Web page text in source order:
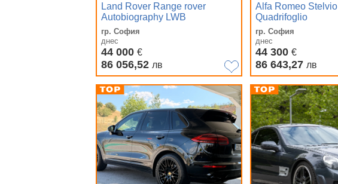
Land Rover Range rover
Autobiography LWB
гр. София
днес
44 000 €
86 056,52 лв
Alfa Romeo Stelvio
Quadrifoglio
гр. София
днес
44 300 €
86 643,27 лв